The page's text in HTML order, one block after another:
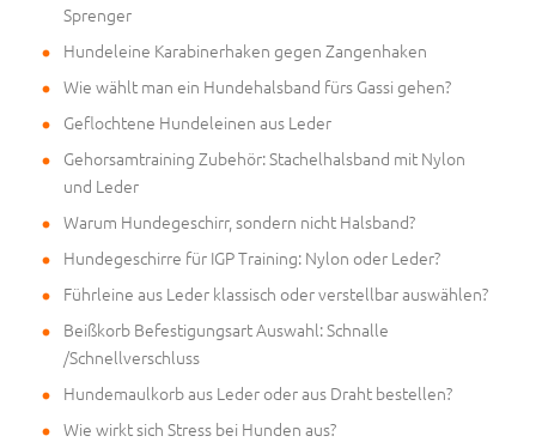
Sprenger
Hundeleine Karabinerhaken gegen Zangenhaken
Wie wählt man ein Hundehalsband fürs Gassi gehen?
Geflochtene Hundeleinen aus Leder
Gehorsamtraining Zubehör: Stachelhalsband mit Nylon
und Leder
Warum Hundegeschirr, sondern nicht Halsband?
Hundegeschirre für IGP Training: Nylon oder Leder?
Führleine aus Leder klassisch oder verstellbar auswählen?
Beißkorb Befestigungsart Auswahl: Schnalle
/Schnellverschluss
Hundemaulkorb aus Leder oder aus Draht bestellen?
Wie wirkt sich Stress bei Hunden aus?